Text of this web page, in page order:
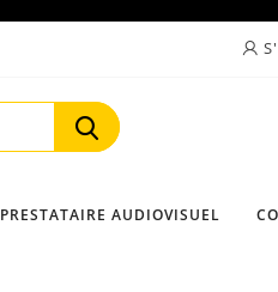
PRESTATAIRE AUDIOVISUEL